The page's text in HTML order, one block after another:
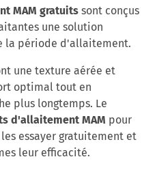
MAM gratuitssont conçus
une solution
la période d'allaitement.
une texture aérée et
optimal tout en
plus longtemps. Le
d'allaitement MAM pour
essayer gratuitement et
leur efficacité.